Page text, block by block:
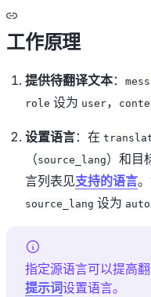
工作原理
提供待翻译文本：
role 设为 user，
设置语言：在
（source_lang）和目
言列表见支持的语言
source_lang 设为 auto
指定源语言可以提高
提示词设置语言。